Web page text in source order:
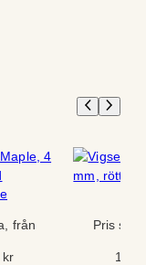
från
kr
Pris
1